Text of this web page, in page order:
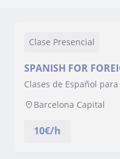
Clase Presencial
SPANISH FOR
Clases de Español
Barcelona Capital
10€/h